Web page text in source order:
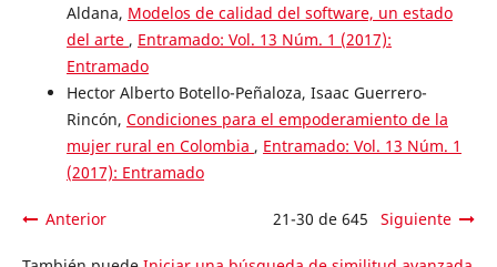
Aldana, Modelos de calidad del software, un estado
del arte , Entramado: Vol. 13 Núm. 1 (2017):
Entramado
Hector Alberto Botello-Peñaloza, Isaac Guerrero-
Rincón, Condiciones para el empoderamiento de la
mujer rural en Colombia , Entramado: Vol. 13 Núm. 1
(2017): Entramado
Anterior 21-30 de 645 Siguiente